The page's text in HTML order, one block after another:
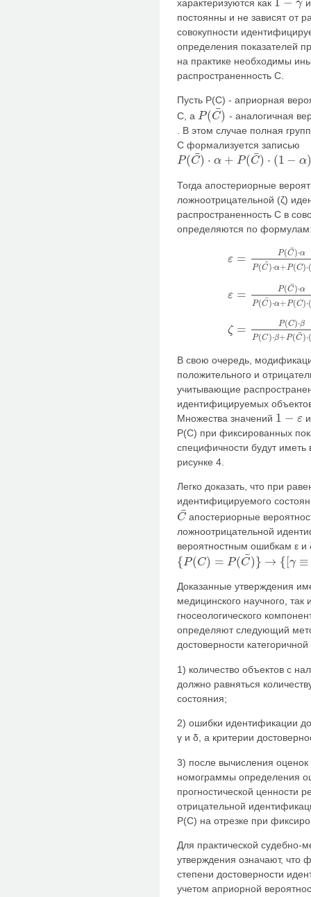
характеризуются как γ
1− γ
постоянны и не зависят от
совокупности
определения показателей
на практике необходимы
распространенность С.
Пусть P(C) - априорная
С, а P(C
¯)
P(C ¯)
- аналогичная
. В этом случае полная
С формализуется записью
P(C
¯) ⋅ α + P(C
¯) ⋅ (1 − α
P(C ¯) α + P(C¯) (1− α)+ P ( C ⋅β +P (C) ⋅
Тогда апостериорные
ложноотрицательной (ζ)
распространенность С в
определяются по
ε = P(C
¯)⋅α
P(C
¯)⋅α+P(C)⋅
ε= P(C ¯)⋅αP(C¯)⋅α+P(
ε = P(C
¯)⋅α
P(C
¯)⋅α+P(C)⋅
ε= P(C ¯)⋅αP(C¯)⋅α+P(
ζ = P(C)⋅β
P(C)⋅β+P(C
¯)⋅(
ζ= P(C )⋅βP(C)⋅β+P(C¯
В свою очередь,
положительного и
учитывающие
идентифицируемых
Множества значений 1 − ε
1− ε
P(C) при фиксированных
специфичности будут
рисунке 4.
Легко доказать, что при
идентифицируемого
C
¯
C¯ апостериорные
ложноотрицательной
вероятностным ошибкам ε и
{P(C) = P(C
¯)} → {[γ ≡
{P(C) =P ( C¯) →{[ γ≡ε ] ∧ δ≡ζ }
Доказанные утверждения
медицинского научного, так
гносеологического
определяют следующий
достоверности
1) количество объектов с
должно равняться
состояния;
2) ошибки идентификации
γ и δ, а критерии
3) после вычисления
номограммы определения
прогностической ценности
отрицательной
P(C) на отрезке при
Для практической судебно-
утверждения означают, что
степени достоверности
учетом априорной